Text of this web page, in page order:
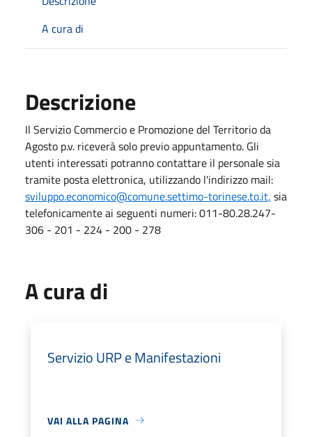
A cura di
Descrizione
Il Servizio Commercio e Promozione del Territorio da
Agosto p.v. riceverà solo previo appuntamento. Gli
utenti interessati potranno contattare il personale sia
tramite posta elettronica, utilizzando l'indirizzo mail:
sviluppo.economico@comune.settimo-torinese.to.it, sia
telefonicamente ai seguenti numeri: 011-80.28.247-
306 - 201 - 224 - 200 - 278
A cura di
Servizio URP e Manifestazioni
VAI ALLA PAGINA